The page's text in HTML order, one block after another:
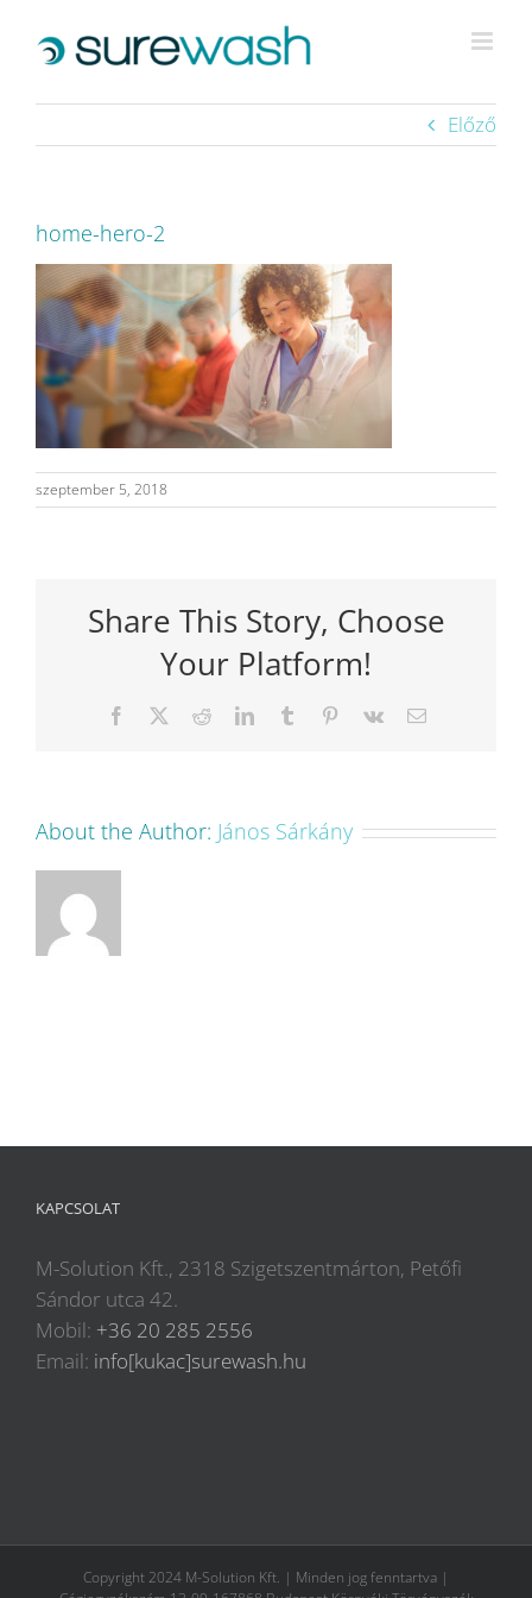
Előző
home-hero-2
szeptember 5, 2018
Share This Story, Choose
Your Platform!
Facebook RedditLinkedInTumblr Pinterest
Vk Email:
About the Author: János Sárkány
KAPCSOLAT
M-Solution Kft., 2318 Szigetszentmárton, Petőfi
Sándor utca 42.
Mobil: +36 20 285 2556
Email: info[kukac]surewash.hu
Copyright 2024 M-Solution Kft. | Minden jog fenntartva |